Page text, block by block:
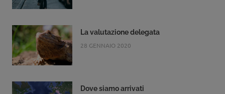
La valutazione delegata
28 GENNAIO 2020
Dove siamo arrivati